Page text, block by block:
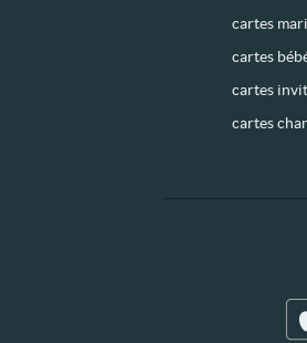
cartes
cartes
cartes
cartes